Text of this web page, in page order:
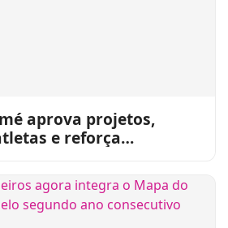
aprova projetos,
e reforça